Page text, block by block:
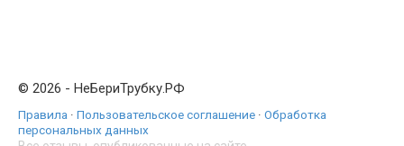
© 2026 - НеБериТрубку.РФ
Правила · Пользовательское соглашение · Обработка
персональных данных